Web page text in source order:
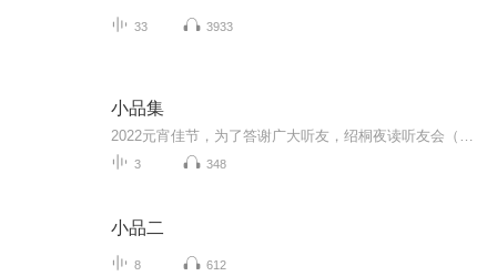
33 3933
小品集
3 348
小品二
8 612